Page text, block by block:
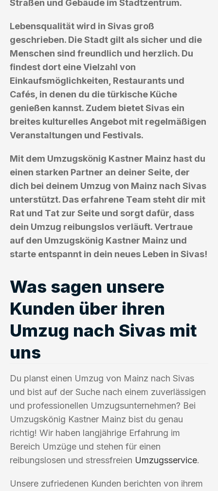
Straßen und Gebäude im Stadtzentrum.
Lebensqualität wird in Sivas groß
geschrieben. Die Stadt gilt als sicher und die
Menschen sind freundlich und herzlich. Du
findest dort eine Vielzahl von
Einkaufsmöglichkeiten, Restaurants und
Cafés, in denen du die türkische Küche
genießen kannst. Zudem bietet Sivas ein
breites kulturelles Angebot mit regelmäßigen
Veranstaltungen und Festivals.
Mit dem Umzugskönig Kastner Mainz hast du
einen starken Partner an deiner Seite, der
dich bei deinem Umzug von Mainz nach Sivas
unterstützt. Das erfahrene Team steht dir mit
Rat und Tat zur Seite und sorgt dafür, dass
dein Umzug reibungslos verläuft. Vertraue
auf den Umzugskönig Kastner Mainz und
starte entspannt in dein neues Leben in Sivas!
Was sagen unsere
Kunden über ihren
Umzug nach Sivas mit
uns
Du planst einen Umzug von Mainz nach Sivas
und bist auf der Suche nach einem zuverlässigen
und professionellen Umzugsunternehmen? Bei
Umzugskönig Kastner Mainz bist du genau
richtig! Wir haben langjährige Erfahrung im
Bereich Umzüge und stehen für einen
reibungslosen und stressfreien Umzugsservice.
Unsere zufriedenen Kunden berichten von ihrem